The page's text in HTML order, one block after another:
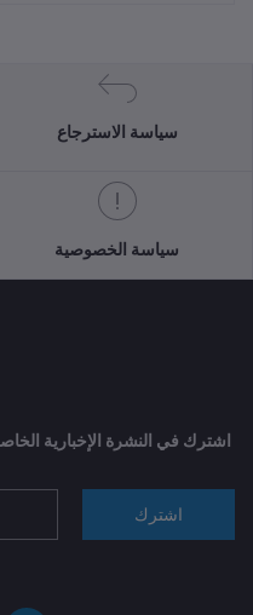
سياسة الاسترجاع
سياسة الخصوصية
اشترك في النشرة الإخبارية
اشترك